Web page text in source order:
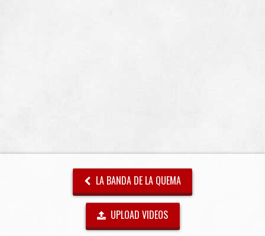
LA BANDA DE LA QUEMA
UPLOAD VIDEOS